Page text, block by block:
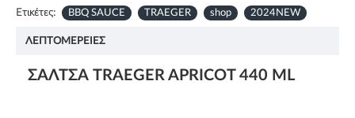
Ετικέτες: BBQ SAUCE TRAEGER shop 2024NEW
ΛΕΠΤΟΜΈΡΕΙΕΣ
ΣΆΛΤΣΑ TRAEGER APRICOT 440 ML